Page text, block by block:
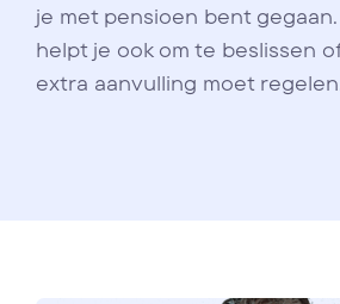
je met pensioen bent
helpt je ook om te beslissen
extra aanvulling moet